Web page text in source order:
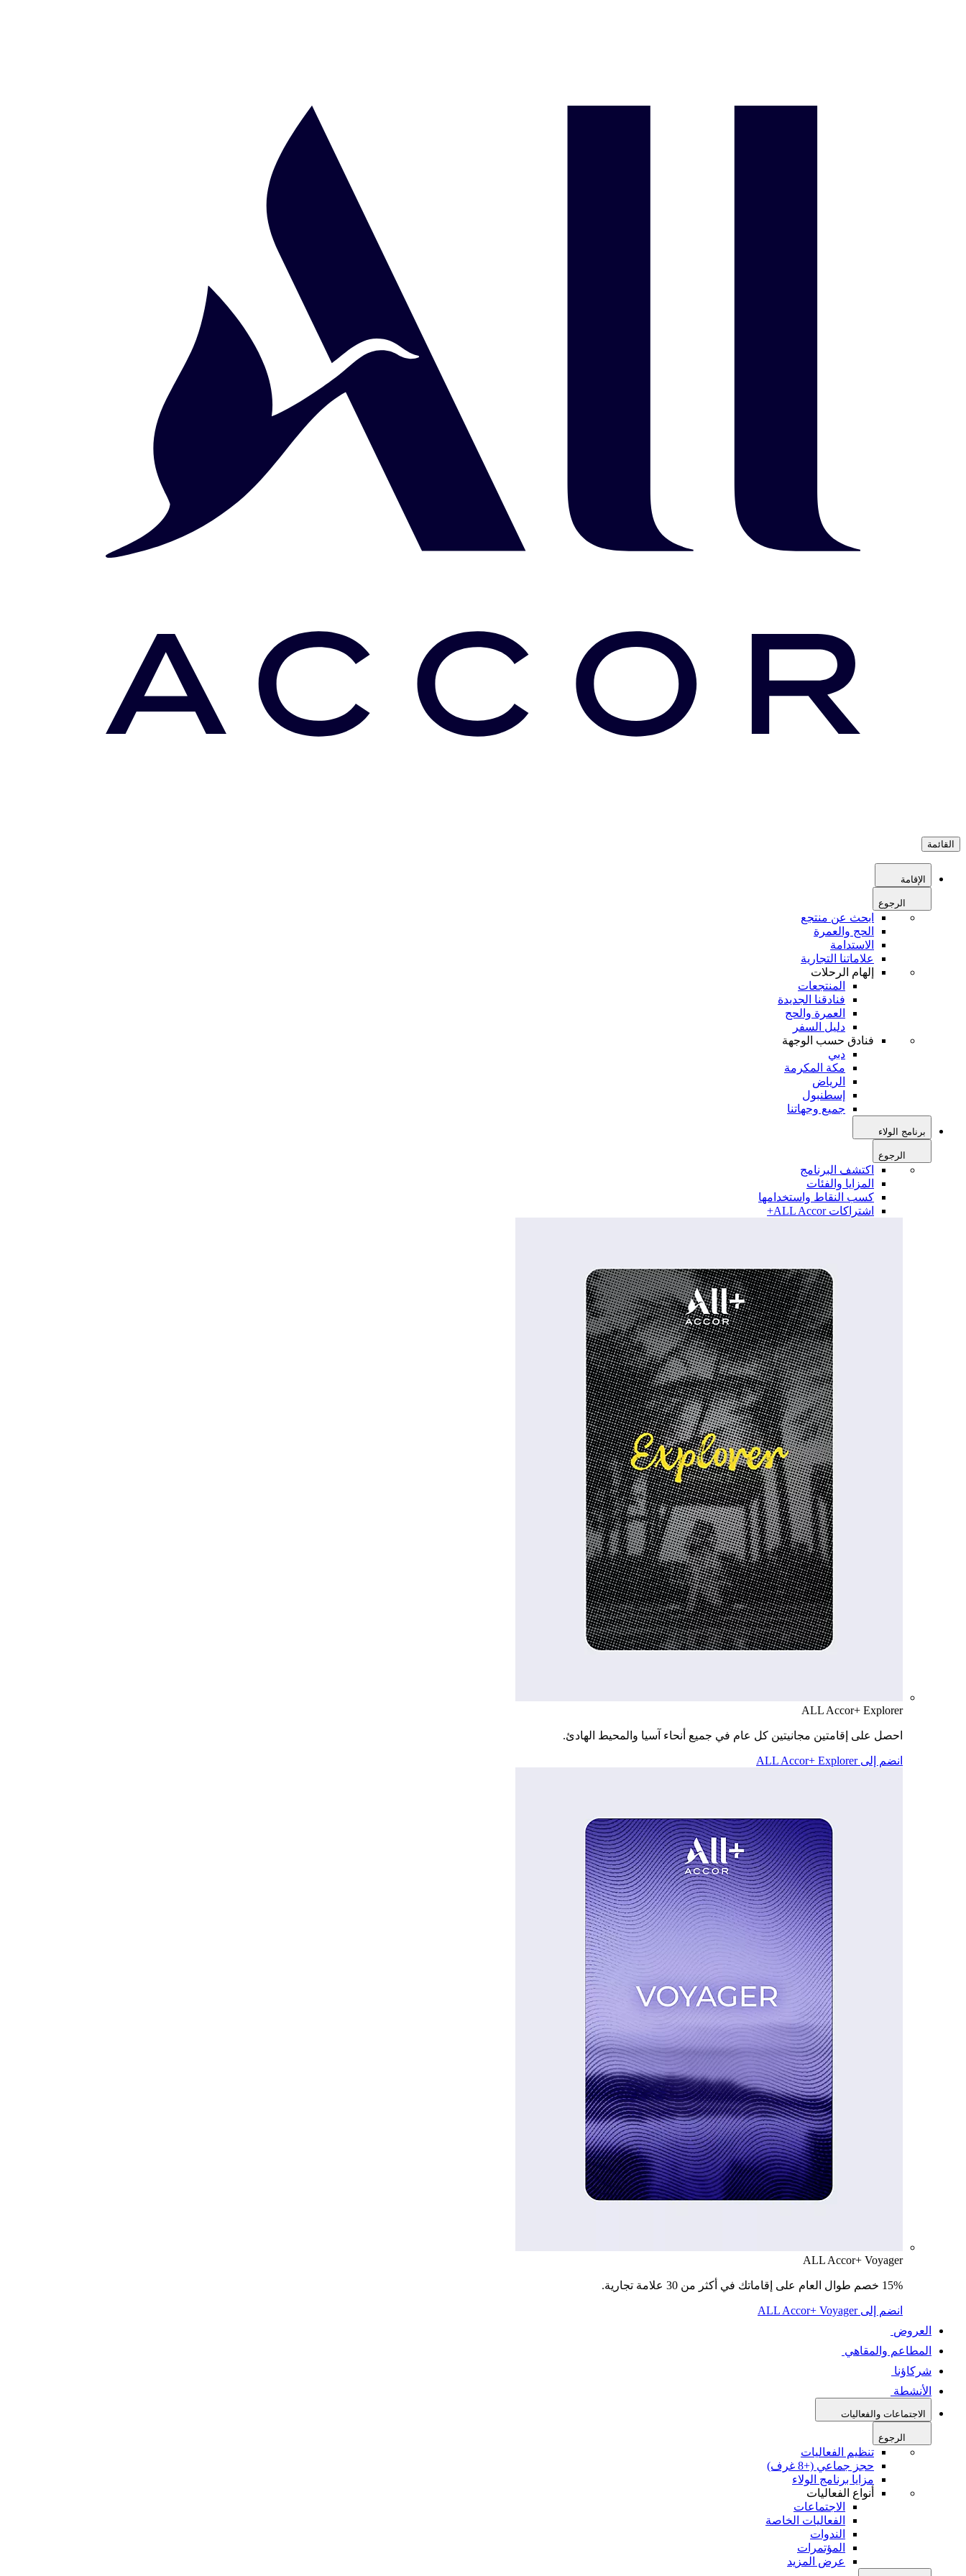
القائمة
الإقامة
الرجوع
ابحث عن منتجع
الحج والعمرة
الاستدامة
علاماتنا التجارية
إلهام الرحلات
المنتجعات
فنادقنا الجديدة
العمرة والحج
دليل السفر
فنادق حسب الوجهة
دبي
مكة المكرمة
الرياض
إسطنبول
جميع وجهاتنا
برنامج الولاء
الرجوع
اكتشف البرنامج
المزايا والفئات
كسب النقاط واستخدامها
اشتراكات ALL Accor+
ALL Accor+ Explorer
احصل على إقامتين مجانيتين كل عام في جميع أنحاء آسيا والمحيط الهادئ.
انضم إلى ALL Accor+ Explorer
ALL Accor+ Voyager
15% خصم طوال العام على إقاماتك في أكثر من 30 علامة تجارية.
انضم إلى ALL Accor+ Voyager
العروض
المطاعم والمقاهي
شركاؤنا
الأنشطة
الاجتماعات والفعاليات
الرجوع
تنظيم الفعاليات
حجز جماعي (+8 غرف)
مزايا برنامج الولاء
أنواع الفعاليات
الاجتماعات
الفعاليات الخاصة
الندوات
المؤتمرات
عرض المزيد